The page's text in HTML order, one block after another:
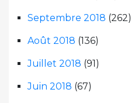
Septembre 2018 (262)
Août 2018 (136)
Juillet 2018 (91)
Juin 2018 (67)